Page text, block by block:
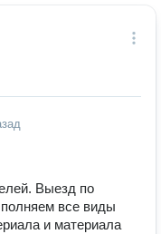
Выезд по
все виды
и материала